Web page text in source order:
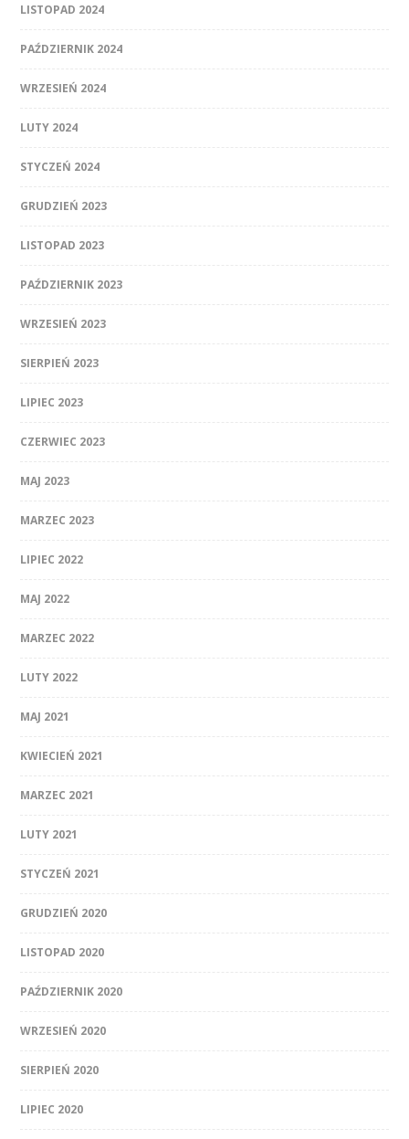
LISTOPAD 2024
PAŹDZIERNIK 2024
WRZESIEŃ 2024
LUTY 2024
STYCZEŃ 2024
GRUDZIEŃ 2023
LISTOPAD 2023
PAŹDZIERNIK 2023
WRZESIEŃ 2023
SIERPIEŃ 2023
LIPIEC 2023
CZERWIEC 2023
MAJ 2023
MARZEC 2023
LIPIEC 2022
MAJ 2022
MARZEC 2022
LUTY 2022
MAJ 2021
KWIECIEŃ 2021
MARZEC 2021
LUTY 2021
STYCZEŃ 2021
GRUDZIEŃ 2020
LISTOPAD 2020
PAŹDZIERNIK 2020
WRZESIEŃ 2020
SIERPIEŃ 2020
LIPIEC 2020